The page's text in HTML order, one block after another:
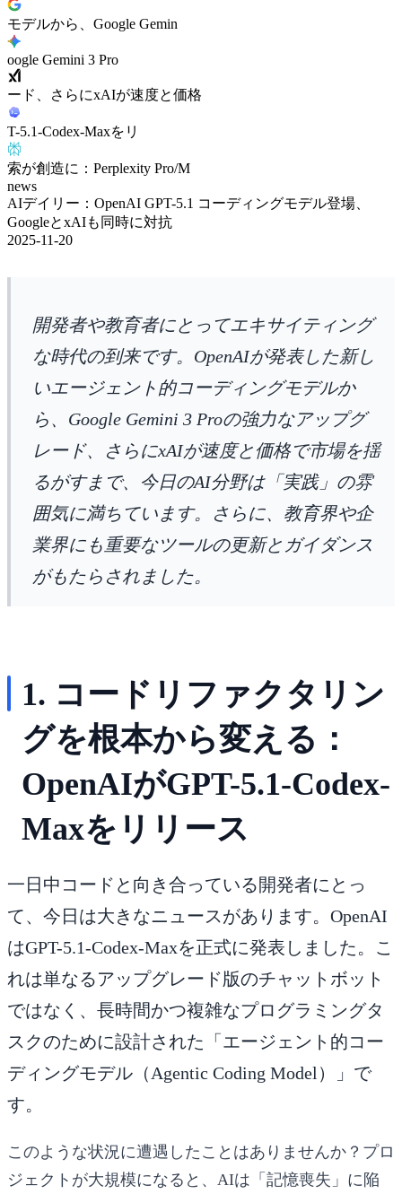
モデルから、Google Gemin
oogle Gemini 3 Pro
ード、さらにxAIが速度と価格
T-5.1-Codex-Maxをリ
索が創造に：Perplexity Pro/M
news
AIデイリー：OpenAI GPT-5.1 コーディングモデル登場、
GoogleとxAIも同時に対抗
2025-11-20
開発者や教育者にとってエキサイティング
な時代の到来です。OpenAIが発表した新し
いエージェント的コーディングモデルか
ら、Google Gemini 3 Proの強力なアップグ
レード、さらにxAIが速度と価格で市場を揺
るがすまで、今日のAI分野は「実践」の雰
囲気に満ちています。さらに、教育界や企
業界にも重要なツールの更新とガイダンス
がもたらされました。
1. コードリファクタリン
グを根本から変える：
OpenAIがGPT-5.1-Codex-
Maxをリリース
一日中コードと向き合っている開発者にとっ
て、今日は大きなニュースがあります。OpenAI
はGPT-5.1-Codex-Maxを正式に発表しました。こ
れは単なるアップグレード版のチャットボット
ではなく、長時間かつ複雑なプログラミングタ
スクのために設計された「エージェント的コー
ディングモデル（Agentic Coding Model）」で
す。
このような状況に遭遇したことはありませんか？プロ
ジェクトが大規模になると、AIは「記憶喪失」に陥